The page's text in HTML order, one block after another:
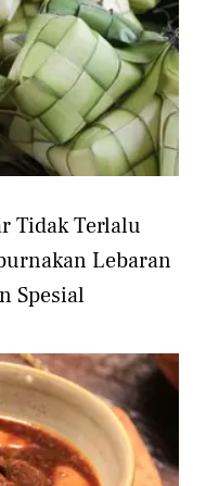
Tidak Terlalu
Lebaran
Spesial